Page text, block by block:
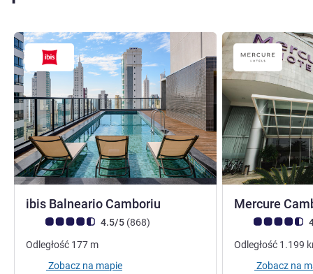
ibis Balneario Camboriu
Ocena klientów (Ocena ALL)
4.5/5 (868Liczba opinii
)
Odległość 177 m
Zobacz na mapie
Mercure
Ocena klientów
Odległość 1.199
Zobacz na